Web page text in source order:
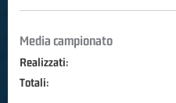
Media campionato
Realizzati:
Totali: